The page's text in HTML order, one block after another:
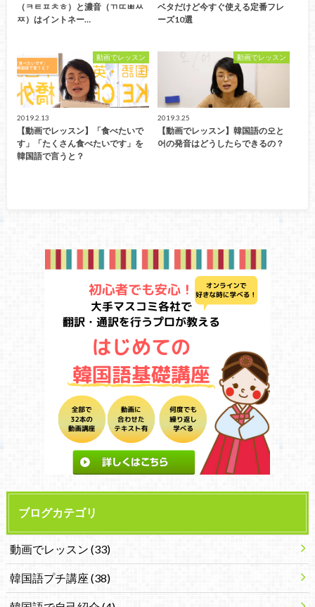
（ㅋㅌㅍㅊㅎ）と濃音（ㄲㄸㅃㅆ
ㅉ）はイントネー…
ベタだけど今すぐ使える定番フレ
ーズ10選
動画でレッスン
2019.2.13
【動画でレッスン】「食べたいで
す」「たくさん食べたいです」を
韓国語で言うと？
動画でレッスン
2019.3.25
【動画でレッスン】韓国語の오と
어の発音はどうしたらできるの？
ブログカテゴリ
動画でレッスン (33)
韓国語プチ講座 (38)